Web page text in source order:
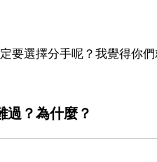
要選擇分手呢？我覺得你
過？為什麼？